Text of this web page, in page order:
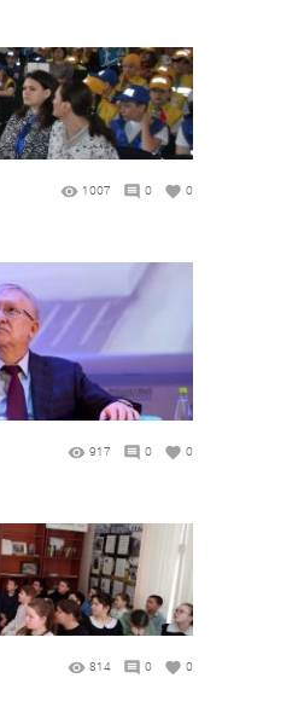
1007 0 0
917 0 0
814 0 0